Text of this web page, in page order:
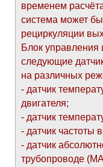
временем
система может
рециркуляции
Блок управления
следующие
на различных
- датчик
двигателя;
- датчик
- датчик частоты
- датчик
трубопроводе